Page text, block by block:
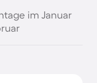
im Januar